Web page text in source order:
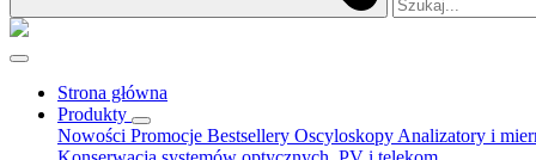
Strona główna
Produkty
Nowości Promocje Bestsellery Oscyloskopy Analizatory i